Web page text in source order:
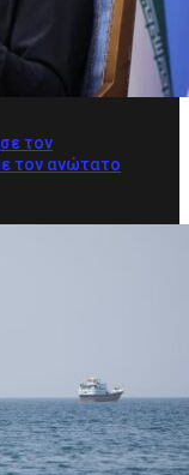
τον
τον ανώτατο